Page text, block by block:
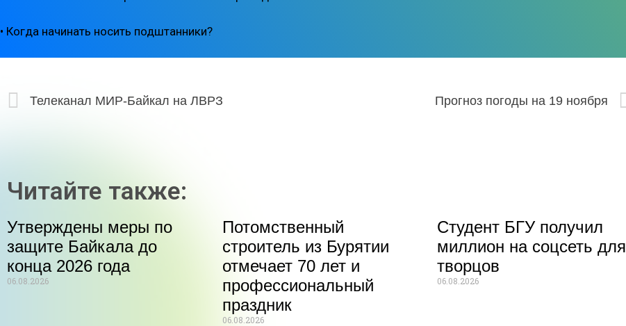
• Когда начинать носить подштанники?
Телеканал МИР-Байкал на ЛВРЗ Прогноз погоды на 19 ноября
Читайте также:
Утверждены меры по
защите Байкала до
конца 2026 года
06.08.2026
Потомственный
строитель из Бурятии
отмечает 70 лет и
профессиональный
праздник
06.08.2026
Студент БГУ получил
миллион на соцсеть для
творцов
06.08.2026